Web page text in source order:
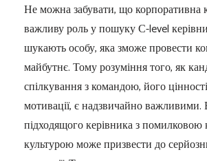
Не можна забувати, що корпоративна
важливу роль у пошуку С-level
шукають особу, яка зможе провести
майбутнє. Тому розуміння того, як
спілкування з командою, його
мотивації, є надзвичайно важливими.
підходящого керівника з
культурою може призвести до